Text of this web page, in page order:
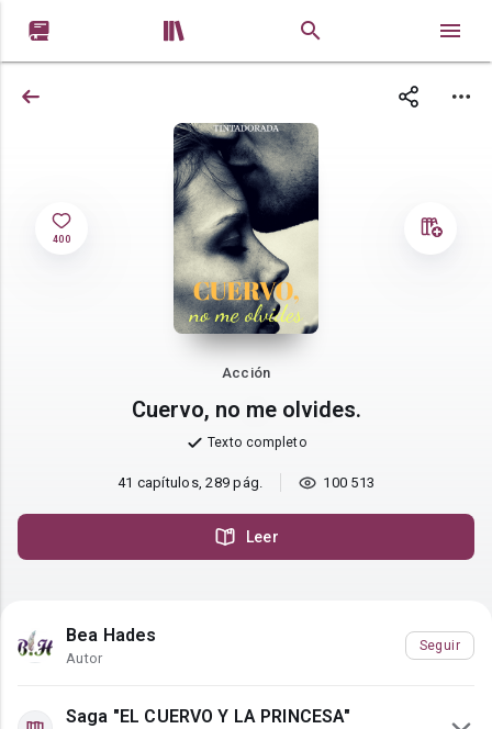
 
400
Acción
Cuervo, no me olvides.
Texto completo
41 capítulos, 289 pág. 100 513
Leer
Bea Hades
Autor
Seguir
Saga "EL CUERVO Y LA PRINCESA"